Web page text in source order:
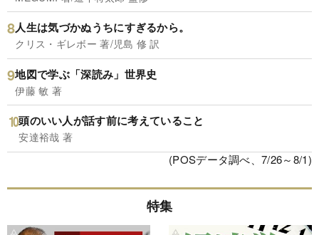
人生は気づかぬうちにすぎるから。
クリス・ギレボー 著/児島 修 訳
地図で学ぶ「深読み」世界史
伊藤 敏 著
頭のいい人が話す前に考えていること
安達裕哉 著
(POSデータ調べ、7/26～8/1)
特集